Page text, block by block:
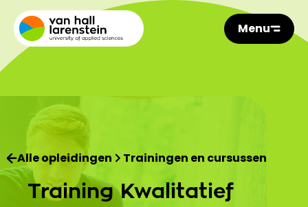
Menu
Alle opleidingen Trainingen en cursussen
Training Kwalitatief